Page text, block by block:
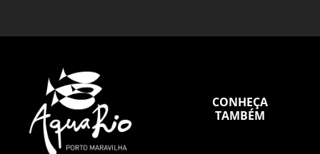
CONHEÇA
TAMBÉM